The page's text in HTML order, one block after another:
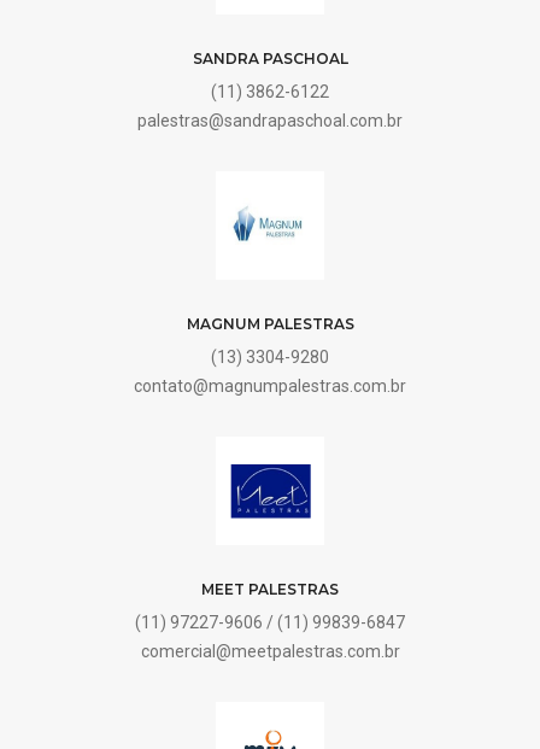
SANDRA PASCHOAL
(11) 3862-6122
palestras@sandrapaschoal.com.br
MAGNUM PALESTRAS
(13) 3304-9280
contato@magnumpalestras.com.br
MEET PALESTRAS
(11) 97227-9606 / (11) 99839-6847
comercial@meetpalestras.com.br